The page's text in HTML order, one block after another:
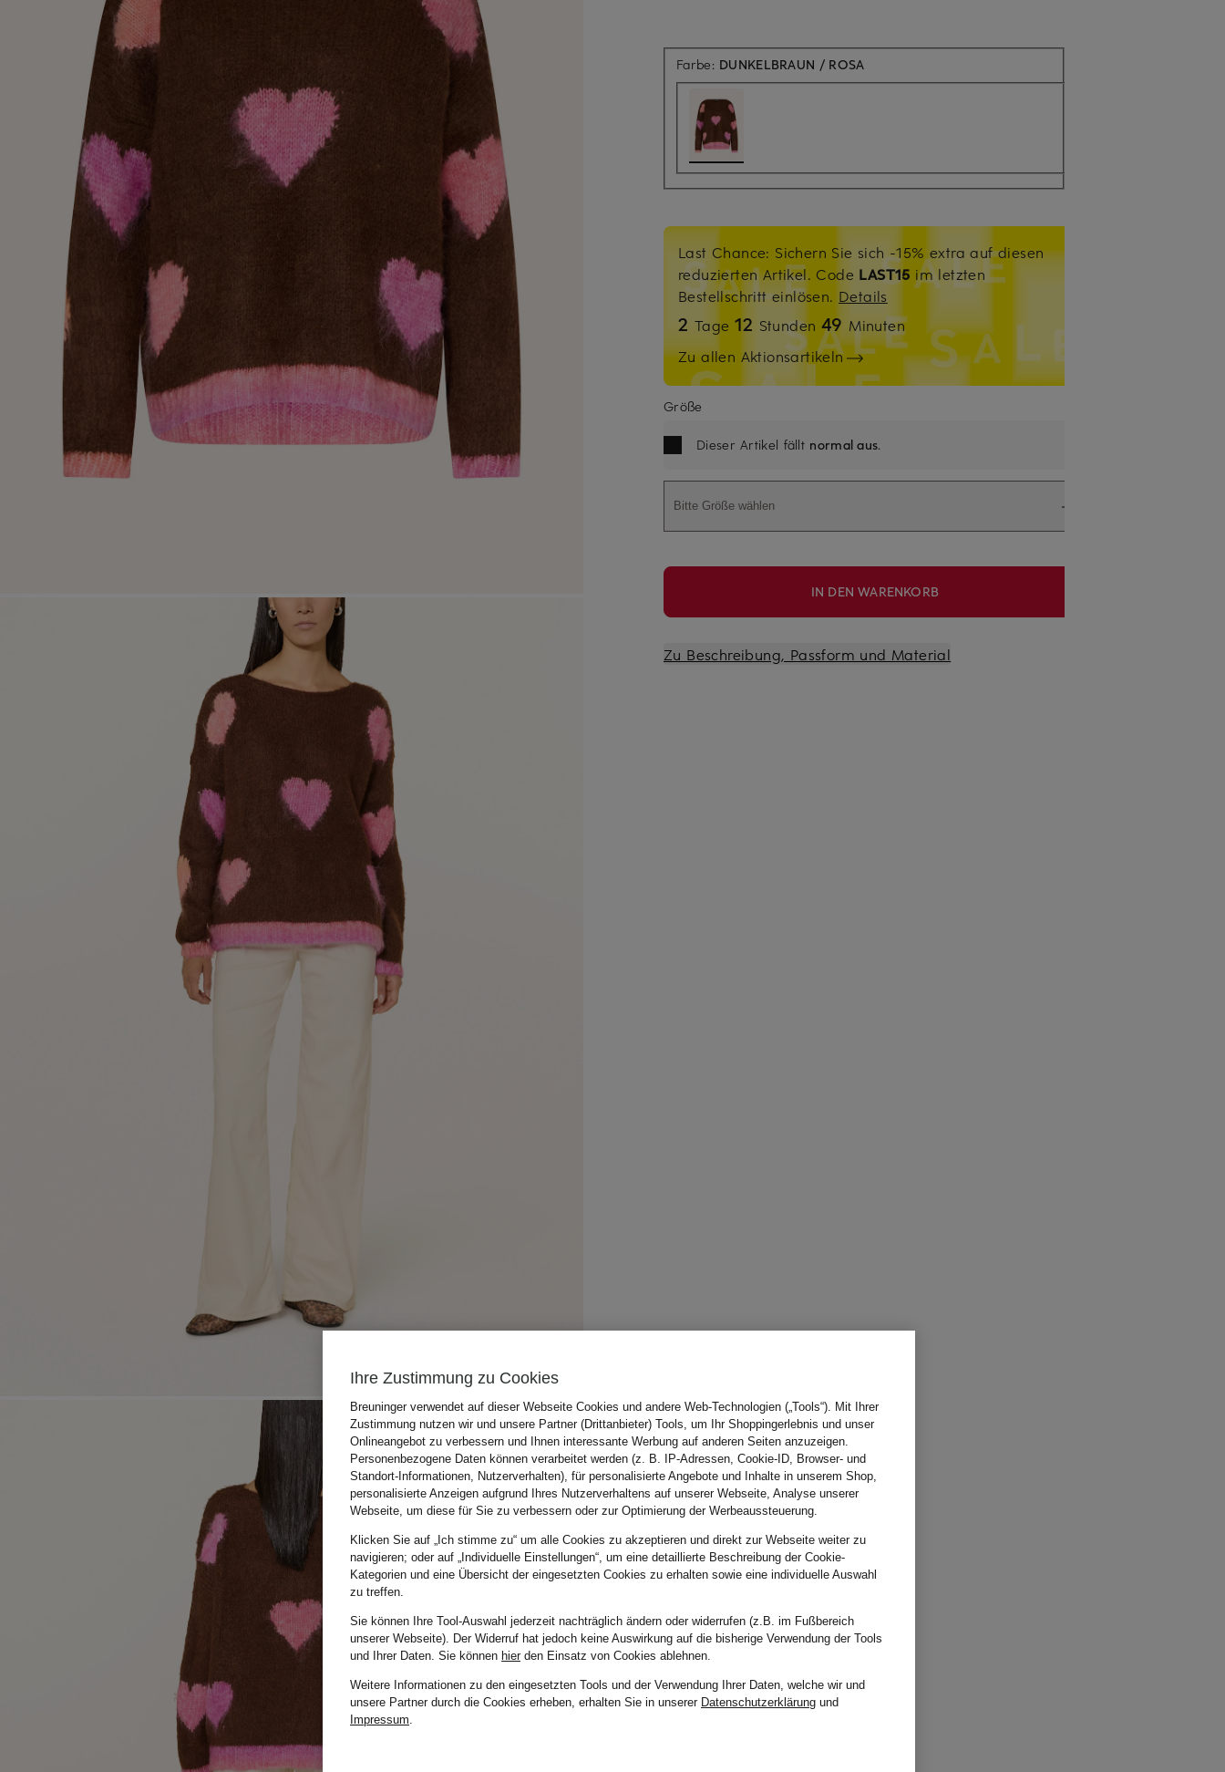
Farbe: DUNKELBRAUN / ROSA
Last Chance: Sichern Sie sich -15% extra auf diesen
reduzierten Artikel. Code LAST15 im letzten
Bestellschritt einlösen. Details
2 Tage12 Stunden 49 Minuten
Zu allen Aktionsartikeln
Größe
Dieser Artikel fällt normal aus.
Bitte Größe wählen
IN DEN WARENKORB
Zu Beschreibung, Passform und Material
Ihre Zustimmung zu Cookies
Breuninger verwendet auf dieser Webseite Cookies und andere Web-Technologien („Tools“). Mit Ihrer
Zustimmung nutzen wir und unsere Partner (Drittanbieter) Tools, um Ihr Shoppingerlebnis und unser
Onlineangebot zu verbessern und Ihnen interessante Werbung auf anderen Seiten anzuzeigen.
Personenbezogene Daten können verarbeitet werden (z. B. IP-Adressen, Cookie-ID, Browser- und
Standort-Informationen, Nutzerverhalten), für personalisierte Angebote und Inhalte in unserem Shop,
personalisierte Anzeigen aufgrund Ihres Nutzerverhaltens auf unserer Webseite, Analyse unserer
Webseite, um diese für Sie zu verbessern oder zur Optimierung der Werbeaussteuerung.
Klicken Sie auf „Ich stimme zu“ um alle Cookies zu akzeptieren und direkt zur Webseite weiter zu
navigieren; oder auf „Individuelle Einstellungen“, um eine detaillierte Beschreibung der Cookie-
Kategorien und eine Übersicht der eingesetzten Cookies zu erhalten sowie eine individuelle Auswahl
zu treffen.
Sie können Ihre Tool-Auswahl jederzeit nachträglich ändern oder widerrufen (z.B. im Fußbereich
unserer Webseite). Der Widerruf hat jedoch keine Auswirkung auf die bisherige Verwendung der Tools
und Ihrer Daten. Sie können hierden Einsatz von Cookies ablehnen.
Weitere Informationen zu den eingesetzten Tools und der Verwendung Ihrer Daten, welche wir und
unsere Partner durch die Cookies erheben, erhalten Sie in unserer Datenschutzerklärung und
Impressum.